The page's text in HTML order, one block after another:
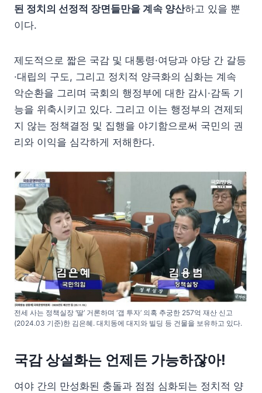
된 정치의 선정적 장면들만을 계속 양산하고 있을 뿐
이다.
제도적으로 짧은 국감 및 대통령·여당과 야당 간 갈등
·대립의 구도, 그리고 정치적 양극화의 심화는 계속
악순환을 그리며 국회의 행정부에 대한 감시·감독 기
능을 위축시키고 있다. 그리고 이는 행정부의 견제되
지 않는 정책결정 및 집행을 야기함으로써 국민의 권
리와 이익을 심각하게 저해한다.
전세 사는 정책실장 ‘딸’ 거론하며 ‘갭 투자’ 의혹 추궁한 257억 재산 신고
(2024.03 기준)한 김은혜. 대치동에 대지와 빌딩 등 건물을 보유하고 있다.
국감 상설화는 언제든 가능하잖아!
여야 간의 만성화된 충돌과 점점 심화되는 정치적 양